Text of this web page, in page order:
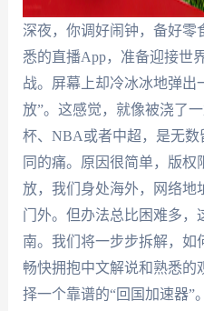
深夜，你调好闹钟，备好零
悉的直播App，准备迎接世
战。屏幕上却冷冰冰地弹出
放”。这感觉，就像被浇了
杯、NBA或者中超，是无
同的痛。原因很简单，版
放，我们身处海外，网络地
门外。但办法总比困难多，
南。我们将一步步拆解，如
畅快拥抱中文解说和熟悉的
择一个靠谱的“回国加速器”。